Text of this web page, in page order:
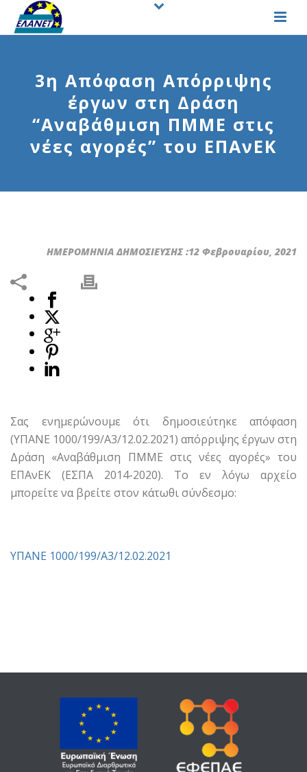
3η Απόφαση Απόρριψης
έργων στη Δράση
“Αναβάθμιση ΠΜΜΕ στις
νέες αγορές” του ΕΠΑνΕΚ
ΗΜΕΡΟΜΗΝΙΑ ΔΗΜΟΣΙΕΥΣΗΣ :12 Φεβρουαρίου, 2021
Σας ενημερώνουμε ότι δημοσιεύτηκε απόφαση
(ΥΠΑΝΕ 1000/199/Α3/12.02.2021) απόρριψης έργων στη
Δράση «Αναβάθμιση ΠΜΜΕ στις νέες αγορές» του
ΕΠΑνΕΚ (ΕΣΠΑ 2014-2020). Το εν λόγω αρχείο
μπορείτε να βρείτε στον κάτωθι σύνδεσμο:
ΥΠΑΝΕ 1000/199/Α3/12.02.2021